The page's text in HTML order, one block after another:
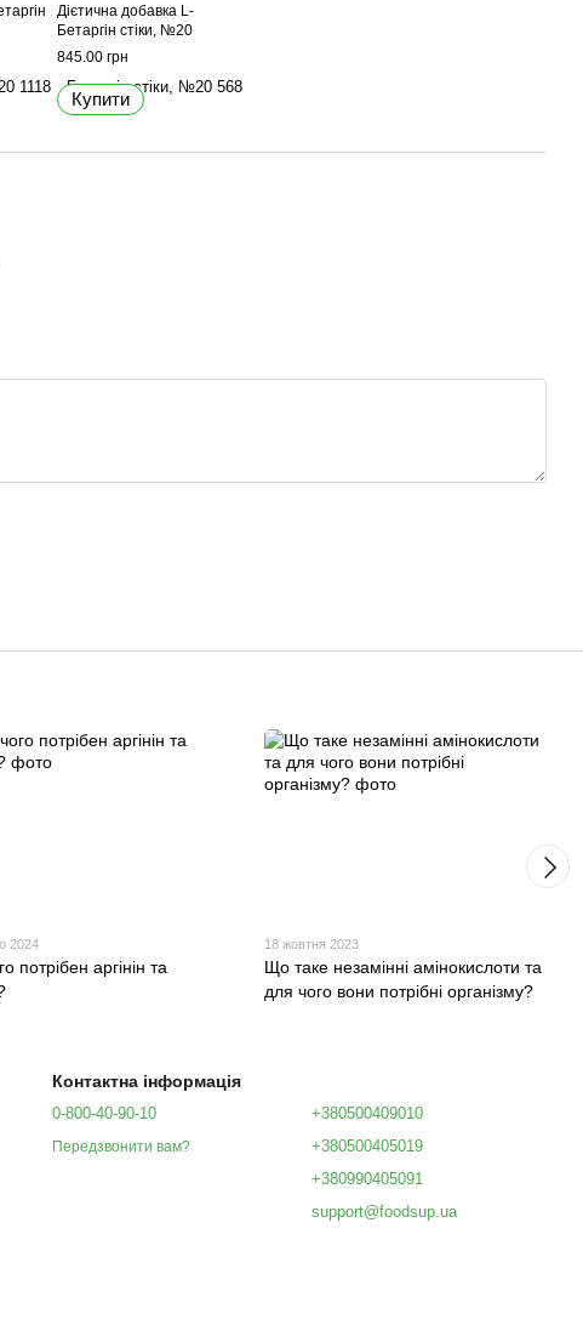
Дієтична добавка L-
Бетаргін стіки, №20
845.00 грн
Купити
2024
потрібен аргінін та
18 жовтня 2023
Що таке незамінні амінокислоти та
для чого вони потрібні організму?
Контактна інформація
0-800-40-90-10
Передзвонити вам?
+380500409010
+380500405019
+380990405091
support@foodsup.ua